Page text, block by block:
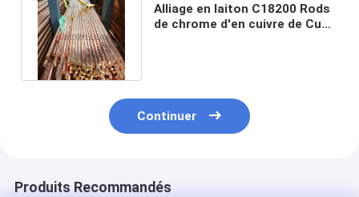
Alliage en laiton C18200 Rods
de chrome d'en cuivre de CuCr
Continuer
Produits Recommandés